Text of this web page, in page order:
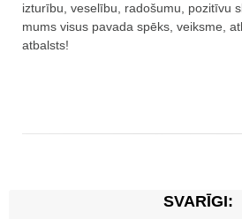
izturību, veselību, radošumu, pozitīvu
mums visus pavada spēks, veiksme,
atbalsts!
SVARĪGI: